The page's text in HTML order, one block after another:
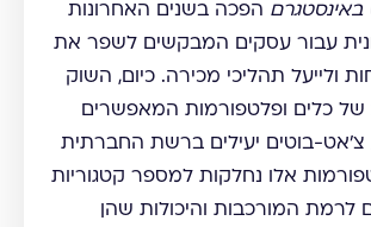
באינסטגרם הפכה בשנים האחרונות
עבור עסקים המבקשים לשפר את
ולייעל תהליכי מכירה. כיום, השוק
של כלים ופלטפורמות המאפשרים
בוטים יעילים ברשת החברתית
אלו נחלקות למספר קטגוריות
לרמת המורכבות והיכולות שהן